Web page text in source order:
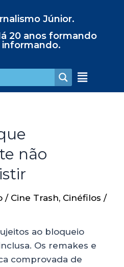
Júnior.
20 anos formando
informando.
não
/ Cine Trash, Cinéfilos /
ao bloqueio
Os remakes e
comprovada de